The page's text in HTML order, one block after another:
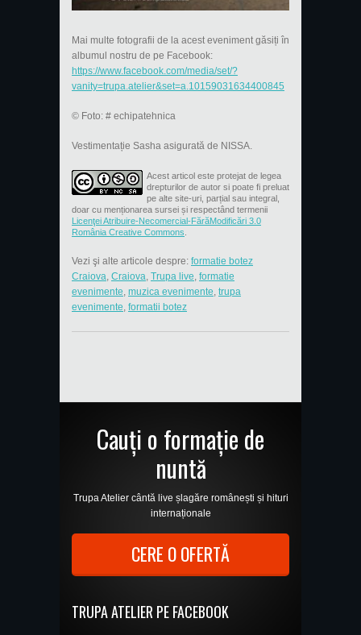
Mai multe fotografii de la acest eveniment găsiți în
albumul nostru de pe Facebook:
https://www.facebook.com/media/set/?
vanity=trupa.atelier&set=a.10159031634400845
© Foto: # echipatehnica
Vestimentație Sasha asigurată de NISSA.
Acest articol este protejat de legea
drepturilor de autor si poate fi preluat
pe alte site-uri, parțial sau integral,
doar cu menționarea sursei și respectând termenii
Licenţei Atribuire-Necomercial-FărăModificări 3.0
România Creative Commons
Vezi şi alte articole despre: formatie botez
Craiova, Craiova, Trupa live, formatie
evenimente, muzica evenimente, trupa
evenimente, formatii botez
Cauți o formație de
nuntă
Trupa Atelier cântă live șlagăre românești și hituri
internaționale
CERE O OFERTĂ
TRUPA ATELIER PE FACEBOOK